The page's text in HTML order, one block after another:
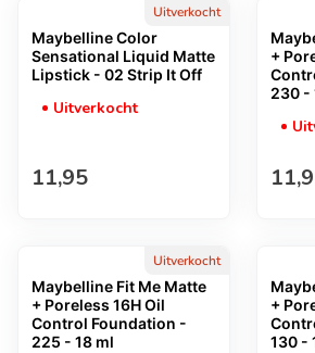
Uitverkocht
Maybelline Color
Sensational Liquid Matte
Lipstick - 02 Strip It Off
Uitverkocht
Normale prijs
11,95
+
230 -
Uitverkocht
Maybelline Fit Me Matte
+ Poreless 16H Oil
Control Foundation -
225 - 18 ml
+
130 -